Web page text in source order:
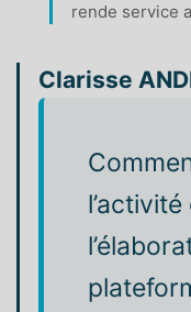
rende service
Clarisse